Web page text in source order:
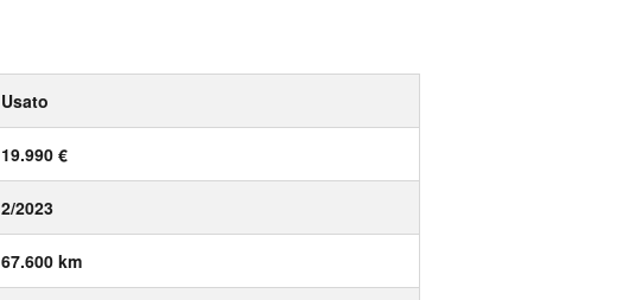
Usato
19.990 €
2/2023
67.600 km